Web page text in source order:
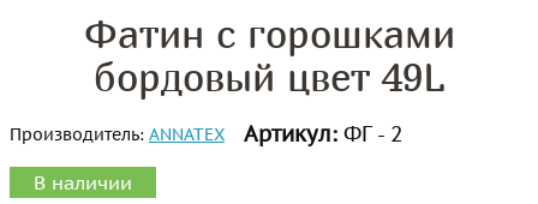
Фатин с горошками
бордовый цвет 49L
Производитель: ANNATEX Артикул: ФГ - 2
В наличии